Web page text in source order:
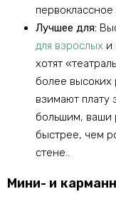
Лучшее для:
для взрослых и
хотят
более высоких
взимают плату
большим, ваши
быстрее, чем
стене..
Мини- и